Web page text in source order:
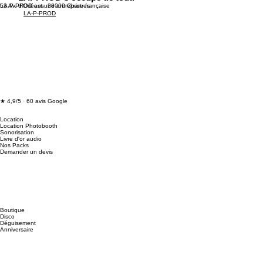
LA-P-PROD
53 Av. d'Orléans, 28000 Chartres
LA-P-PROD est une entreprise française
★ 4,9/5 · 60 avis Google
Boutique
Disco
Déguisement
Anniversaire
Location
Location Photobooth
Sonorisation
Livre d'or audio
Nos Packs
Demander un devis